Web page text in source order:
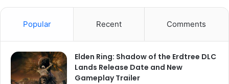
Popular Recent Comments
Elden Ring: Shadow of the Erdtree DLC
Lands Release Date and New
Gameplay Trailer